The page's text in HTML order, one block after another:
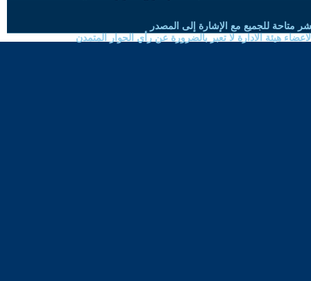
متاحة للجميع مع الإشارة إلى المصدر
هيئة الادارة لا تعبر بالضرورة عن رأي الحوار المتمدن